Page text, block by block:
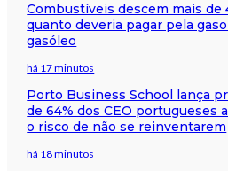
Combustíveis descem mais de
quanto deveria pagar pela
gasóleo
há 17 minutos
Porto Business School lança
de 64% dos CEO portugueses
o risco de não se reinventarem
há 18 minutos